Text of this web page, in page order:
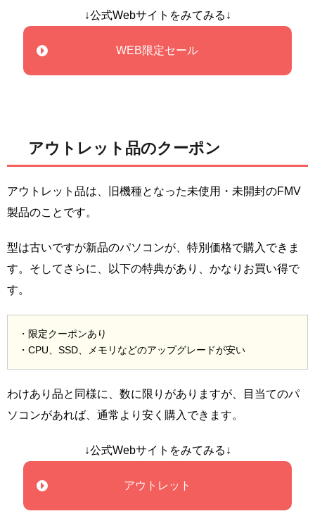
↓公式Webサイトをみてみる↓
WEB限定セール
アウトレット品のクーポン
アウトレット品は、旧機種となった未使用・未開封のFMV
製品のことです。
型は古いですが新品のパソコンが、特別価格で購入できま
す。そしてさらに、以下の特典があり、かなりお買い得で
す。
・限定クーポンあり
・CPU、SSD、メモリなどのアップグレードが安い
わけあり品と同様に、数に限りがありますが、目当てのパ
ソコンがあれば、通常より安く購入できます。
↓公式Webサイトをみてみる↓
アウトレット